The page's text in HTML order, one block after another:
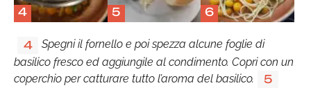
4 5 6
4
Spegni il fornello e poi spezza alcune foglie di
basilico fresco ed aggiungile al condimento. Copri con un
coperchio per catturare tutto l’aroma del basilico.
5